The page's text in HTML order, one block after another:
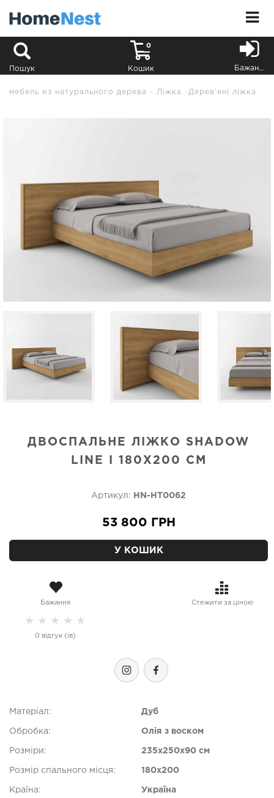
Пошук
0
Кошик Бажання
мебель из натурального дерева Ліжка Дерев'яні ліжка
ДВОСПАЛЬНЕ ЛІЖКО SHADOW
LINE I 180X200 СМ
Артикул: HN-HT0062
53 800 ГРН
У КОШИК
Бажання Стежити за ціною
★ ★ ★ ★ ★
0 відгук (ів)
Матеріал: Дуб
Обробка: Олія з воском
Розміри: 235x250x90 см
Розмір спального місця: 180x200
Країна: Україна